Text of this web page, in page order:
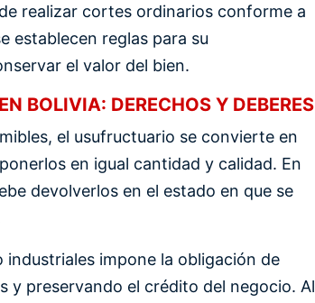
realizar cortes ordinarios conforme a
establecen reglas para su
el valor del bien.
BOLIVIA: DERECHOS Y DEBERES
el usufructuario se convierte en
en igual cantidad y calidad. En
devolverlos en el estado en que se
impone la obligación de
y preservando el crédito del negocio. Al